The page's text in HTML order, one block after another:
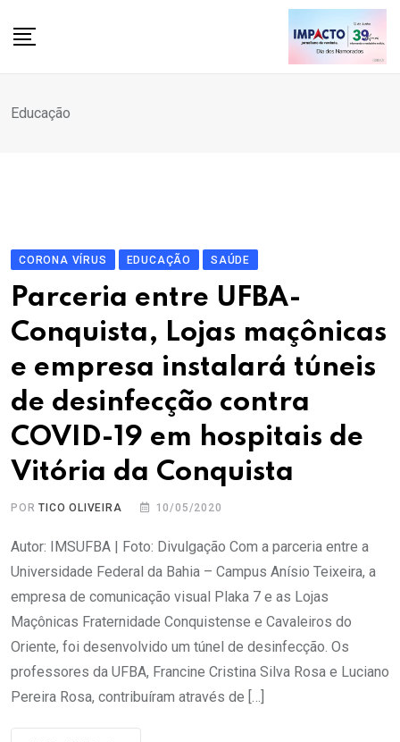
Educação
CORONA VÍRUS EDUCAÇÃO SAÚDE
Parceria entre UFBA-
Conquista, Lojas maçônicas
e empresa instalará túneis
de desinfecção contra
COVID-19 em hospitais de
Vitória da Conquista
PORTICO OLIVEIRA 10/05/2020
Autor: IMSUFBA | Foto: Divulgação Com a parceria entre a
Universidade Federal da Bahia – Campus Anísio Teixeira, a
empresa de comunicação visual Plaka 7 e as Lojas
Maçônicas Fraternidade Conquistense e Cavaleiros do
Oriente, foi desenvolvido um túnel de desinfecção. Os
professores da UFBA, Francine Cristina Silva Rosa e Luciano
Pereira Rosa, contribuíram através de […]